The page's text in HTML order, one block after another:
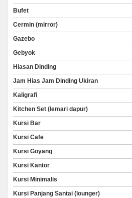
Bufet
Cermin (mirror)
Gazebo
Gebyok
Hiasan Dinding
Jam Hias Jam Dinding Ukiran
Kaligrafi
Kitchen Set (lemari dapur)
Kursi Bar
Kursi Cafe
Kursi Goyang
Kursi Kantor
Kursi Minimalis
Kursi Panjang Santai (lounger)